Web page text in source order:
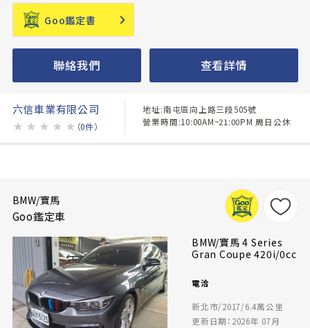
Goo鑑定書
聯絡我們 查看詳情
六信車業有限公司
★ ★ ★ ★ ★ （0件）
地址:南屯區向上路三段505號
營業時間:10:00AM~21:00PM 周日公休
BMW/寶馬
Goo鑑定車
BMW/寶馬 4 Series
Gran Coupe 420i/0cc
電洽
新北市/2017/6.4萬公里
更新日期：2026年 07月